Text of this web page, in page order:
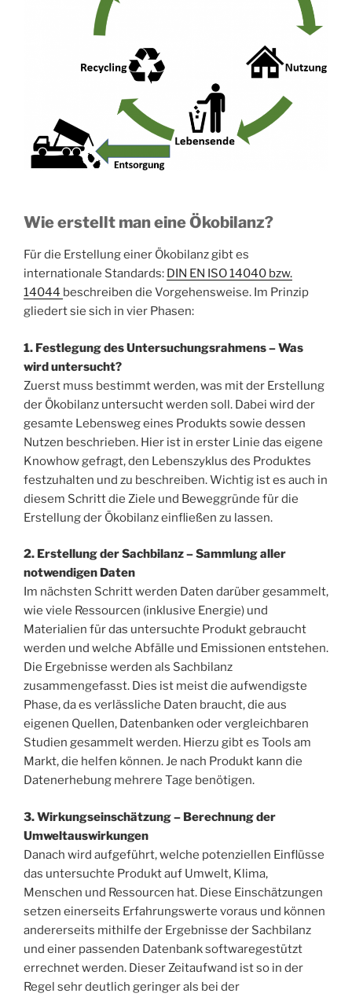
Wie erstellt man eine Ökobilanz?
Für die Erstellung einer Ökobilanz gibt es
internationale Standards: DIN EN ISO 14040 bzw.
14044 beschreiben die Vorgehensweise. Im Prinzip
gliedert sie sich in vier Phasen:
1. Festlegung des Untersuchungsrahmens – Was
wird untersucht?
Zuerst muss bestimmt werden, was mit der Erstellung
der Ökobilanz untersucht werden soll. Dabei wird der
gesamte Lebensweg eines Produkts sowie dessen
Nutzen beschrieben. Hier ist in erster Linie das eigene
Knowhow gefragt, den Lebenszyklus des Produktes
festzuhalten und zu beschreiben. Wichtig ist es auch in
diesem Schritt die Ziele und Beweggründe für die
Erstellung der Ökobilanz einfließen zu lassen.
2. Erstellung der Sachbilanz – Sammlung aller
notwendigen Daten
Im nächsten Schritt werden Daten darüber gesammelt,
wie viele Ressourcen (inklusive Energie) und
Materialien für das untersuchte Produkt gebraucht
werden und welche Abfälle und Emissionen entstehen.
Die Ergebnisse werden als Sachbilanz
zusammengefasst. Dies ist meist die aufwendigste
Phase, da es verlässliche Daten braucht, die aus
eigenen Quellen, Datenbanken oder vergleichbaren
Studien gesammelt werden. Hierzu gibt es Tools am
Markt, die helfen können. Je nach Produkt kann die
Datenerhebung mehrere Tage benötigen.
3. Wirkungseinschätzung – Berechnung der
Umweltauswirkungen
Danach wird aufgeführt, welche potenziellen Einflüsse
das untersuchte Produkt auf Umwelt, Klima,
Menschen und Ressourcen hat. Diese Einschätzungen
setzen einerseits Erfahrungswerte voraus und können
andererseits mithilfe der Ergebnisse der Sachbilanz
und einer passenden Datenbank softwaregestützt
errechnet werden. Dieser Zeitaufwand ist so in der
Regel sehr deutlich geringer als bei der